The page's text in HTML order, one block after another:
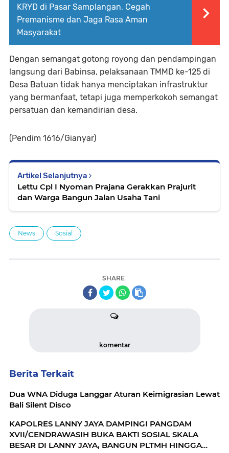
KRYD di Pasar Samplangan, Cegah
Premanisme dan Jaga Rasa Aman
Masyarakat
Dengan semangat gotong royong dan pendampingan
langsung dari Babinsa, pelaksanaan TMMD ke-125 di
Desa Batuan tidak hanya menciptakan infrastruktur
yang bermanfaat, tetapi juga memperkokoh semangat
persatuan dan kemandirian desa.
(Pendim 1616/Gianyar)
Artikel Selanjutnya
Lettu Cpl I Nyoman Prajana Gerakkan Prajurit
dan Warga Bangun Jalan Usaha Tani
News Sosial
SHARE
komentar
Berita Terkait
Dua WNA Diduga Langgar Aturan Keimigrasian Lewat
Bali Silent Disco
KAPOLRES LANNY JAYA DAMPINGI PANGDAM
XVII/CENDRAWASIH BUKA BAKTI SOSIAL SKALA
BESAR DI LANNY JAYA, BANGUN PLTMH HINGGA